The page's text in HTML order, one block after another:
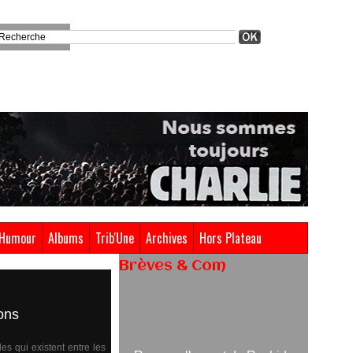
Humour Albums Trib'Une Archives Hors Plateau
qui existent entre les
Brèves & Com
05/08/2026